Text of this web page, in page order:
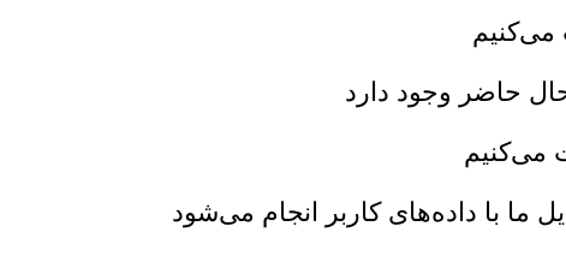
می‌کنیم
حاضر وجود دارد
می‌کنیم
ما با داده‌های کاربر انجام می‌شود